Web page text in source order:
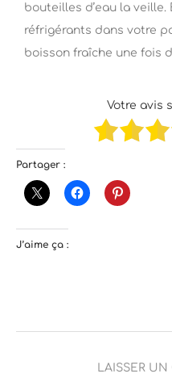
bouteilles d’eau la
réfrigérants dans votre
boisson fraîche une fois
Votre avis
Partager :
J’aime ça :
LAISSER